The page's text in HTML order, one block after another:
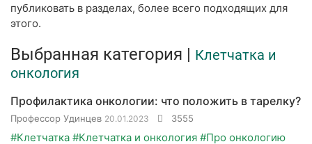
публиковать в разделах, более всего подходящих для
этого.
Выбранная категория | Клетчатка и
онкология
Профилактика онкологии: что положить в тарелку?
Профессор Удинцев 20.01.2023 3555
#Клетчатка #Клетчатка и онкология #Про онкологию